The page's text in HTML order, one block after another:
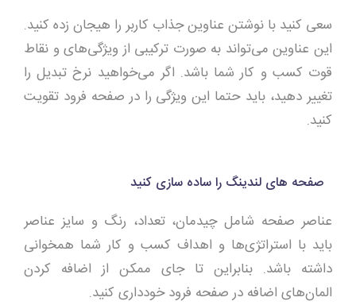
سعی کنید با نوشتن عناوین جذاب کاربر را هیجان زده کنید.
این عناوین می‌تواند به صورت ترکیبی از ویژگی‌های و نقاط
قوت کسب و کار شما باشد. اگر می‌خواهید نرخ تبدیل را
تغییر دهید، باید حتما این ویژگی را در صفحه فرود تقویت
کنید.
صفحه های لندینگ را ساده سازی کنید
عناصر صفحه شامل چیدمان، تعداد، رنگ و سایز عناصر
باید با استراتژی‌ها و اهداف کسب و کار شما همخوانی
داشته باشد. بنابراین تا جای ممکن از اضافه کردن
المان‌های اضافه در صفحه فرود خودداری کنید.